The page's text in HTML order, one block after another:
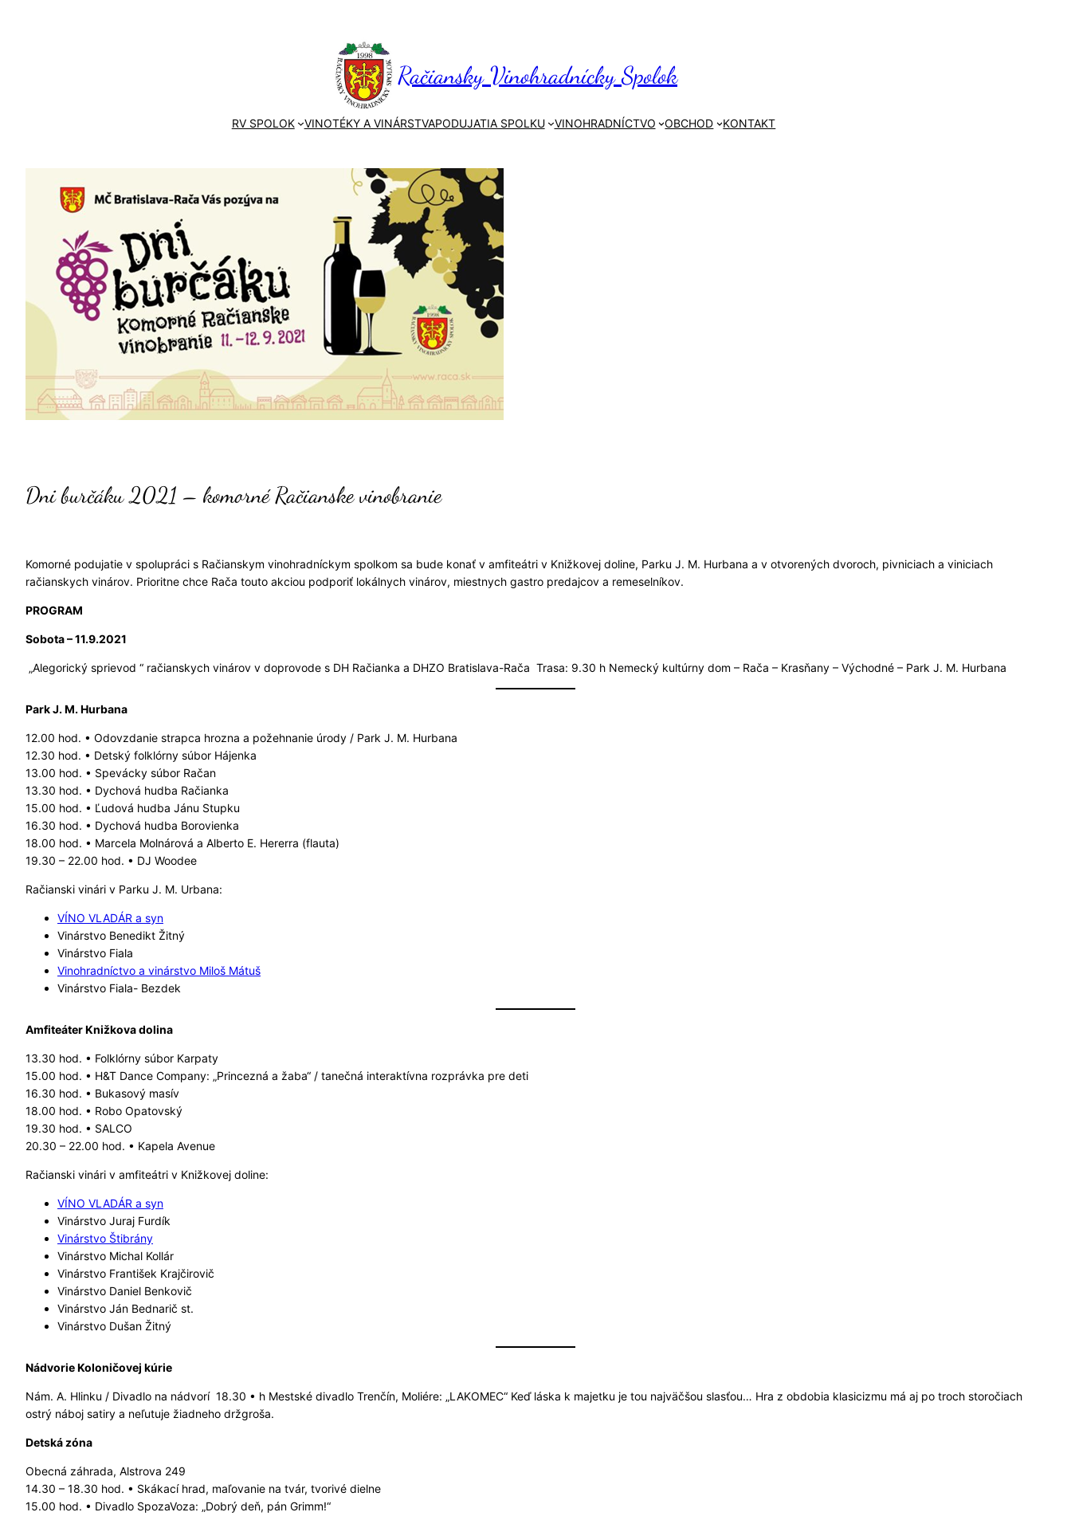
Račiansky Vinohradnícky Spolok
RV SPOLOK VINOTÉKY A VINÁRSTVAPODUJATIA SPOLKU VINOHRADNÍCTVO OBCHOD KONTAKT
Dni burčáku 2021 – komorné Račianske vinobranie
Komorné podujatie v spolupráci s Račianskym vinohradníckym spolkom sa bude konať v amfiteátri v Knižkovej doline, Parku J. M. Hurbana a v otvorených dvoroch, pivniciach a viniciach
račianskych vinárov. Prioritne chce Rača touto akciou podporiť lokálnych vinárov, miestnych gastro predajcov a remeselníkov.
PROGRAM
Sobota – 11.9.2021
„Alegorický sprievod “ račianskych vinárov v doprovode s DH Račianka a DHZO Bratislava-Rača Trasa: 9.30 h Nemecký kultúrny dom – Rača – Krasňany – Východné – Park J. M. Hurbana
Park J. M. Hurbana
12.00 hod. • Odovzdanie strapca hrozna a požehnanie úrody / Park J. M. Hurbana
12.30 hod. • Detský folklórny súbor Hájenka
13.00 hod. • Spevácky súbor Račan
13.30 hod. • Dychová hudba Račianka
15.00 hod. • Ľudová hudba Jánu Stupku
16.30 hod. • Dychová hudba Borovienka
18.00 hod. • Marcela Molnárová a Alberto E. Hererra (flauta)
19.30 – 22.00 hod. • DJ Woodee
Račianski vinári v Parku J. M. Urbana:
VÍNO VLADÁR a syn
Vinárstvo Benedikt Žitný
Vinárstvo Fiala
Vinohradníctvo a vinárstvo Miloš Mátuš
Vinárstvo Fiala- Bezdek
Amfiteáter Knižkova dolina
13.30 hod. • Folklórny súbor Karpaty
15.00 hod. • H&T Dance Company: „Princezná a žaba“ / tanečná interaktívna rozprávka pre deti
16.30 hod. • Bukasový masív
18.00 hod. • Robo Opatovský
19.30 hod. • SALCO
20.30 – 22.00 hod. • Kapela Avenue
Račianski vinári v amfiteátri v Knižkovej doline:
VÍNO VLADÁR a syn
Vinárstvo Juraj Furdík
Vinárstvo Štibrány
Vinárstvo Michal Kollár
Vinárstvo František Krajčirovič
Vinárstvo Daniel Benkovič
Vinárstvo Ján Bednarič st.
Vinárstvo Dušan Žitný
Nádvorie Koloničovej kúrie
Nám. A. Hlinku / Divadlo na nádvorí 18.30 • h Mestské divadlo Trenčín, Moliére: „LAKOMEC“ Keď láska k majetku je tou najväčšou slasťou… Hra z obdobia klasicizmu má aj po troch storočiach
ostrý náboj satiry a neľutuje žiadneho držgroša.
Detská zóna
Obecná záhrada, Alstrova 249
14.30 – 18.30 hod. • Skákací hrad, maľovanie na tvár, tvorivé dielne
15.00 hod. • Divadlo SpozaVoza: „Dobrý deň, pán Grimm!“